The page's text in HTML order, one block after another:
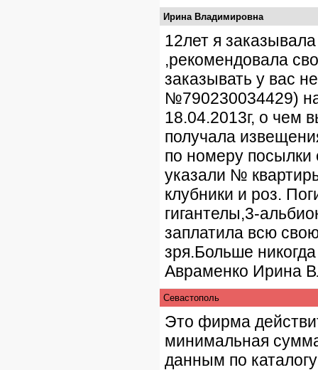
Ирина Владимировна
12лет я
,рекомендовала
заказывать у вас
№790230034429)
18.04.2013г, о чем
получала
по номеру
указали №
клубники и роз.
гигантелы,3-
заплатила всю
зря.Больше
Авраменко Ирина
Севастополь
Это фирма
минимальная
данным по